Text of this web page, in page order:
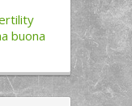
buona